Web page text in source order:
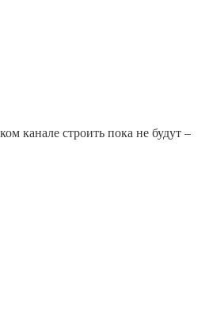
канале строить пока не будут –